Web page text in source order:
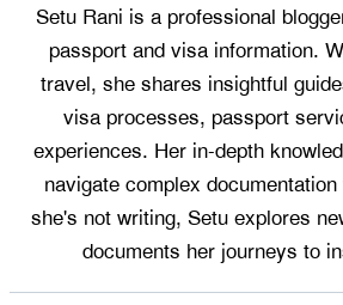
Setu Rani is a professional
passport and visa information.
travel, she shares insightful
visa processes, passport
experiences. Her in-depth
navigate complex
she's not writing, Setu explores
documents her journeys to